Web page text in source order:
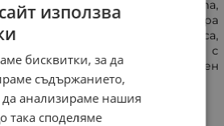
на хомеостазата на кожата,
ефект. Нормализира
слой на епидермиса,
тествани, с
Бутилката е снабдена с удобен
икономична консумация.
използва
бисквитки, за да
съдържанието,
да анализираме нашия
така споделяме